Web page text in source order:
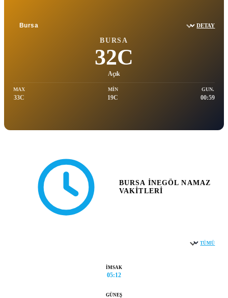
Sehir sec DETAY
BURSA
32C
Açık
MAX
33C
MIN
19C
GUN.
00:59
BURSA İNEGÖL NAMAZ
VAKITLERI
TÜMÜ
İMSAK
05:12
GÜNEŞ